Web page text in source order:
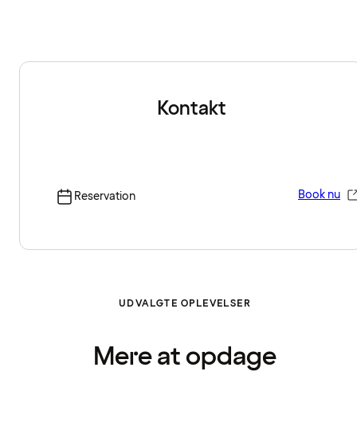
Kontakt
Reservation Book nu
UDVALGTE OPLEVELSER
Mere at opdage